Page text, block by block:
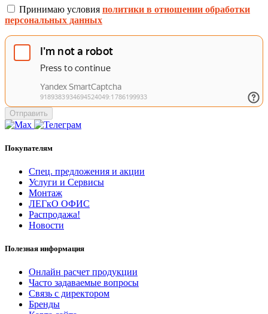
Принимаю условия политики в отношении обработки
персональных данных
Отправить
Покупателям
Спец. предложения и акции
Услуги и Сервисы
Монтаж
ЛЕГкО ОФИС
Распродажа!
Новости
Полезная информация
Онлайн расчет продукции
Часто задаваемые вопросы
Связь с директором
Бренды